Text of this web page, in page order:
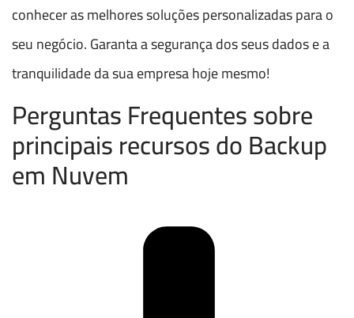
conhecer as melhores soluções personalizadas para o
seu negócio. Garanta a segurança dos seus dados e a
tranquilidade da sua empresa hoje mesmo!
Perguntas Frequentes sobre
principais recursos do Backup
em Nuvem